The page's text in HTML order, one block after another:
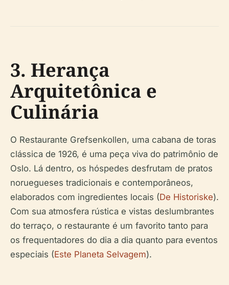
3. Herança
Arquitetônica e
Culinária
O Restaurante Grefsenkollen, uma cabana de toras
clássica de 1926, é uma peça viva do patrimônio de
Oslo. Lá dentro, os hóspedes desfrutam de pratos
noruegueses tradicionais e contemporâneos,
elaborados com ingredientes locais (De Historiske).
Com sua atmosfera rústica e vistas deslumbrantes
do terraço, o restaurante é um favorito tanto para
os frequentadores do dia a dia quanto para eventos
especiais (Este Planeta Selvagem).